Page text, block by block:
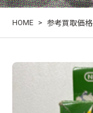
HOME > 参考買取価格